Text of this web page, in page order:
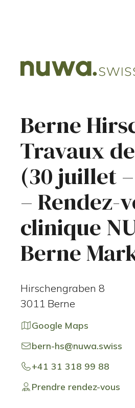
Berne
Travaux
(30 juillet
– Rendez-
clinique
Berne
Hirschengraben 8
3011 Berne
Google Maps
bern-hs@nuwa.swiss
+41 31 318 99 88
Prendre rendez-vous